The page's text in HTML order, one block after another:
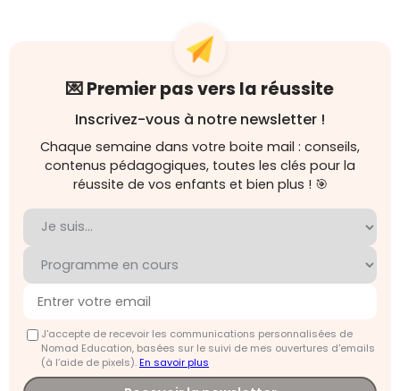
💌 Premier pas vers la réussite
Inscrivez-vous à notre newsletter !
Chaque semaine dans votre boite mail : conseils,
contenus pédagogiques, toutes les clés pour la
réussite de vos enfants et bien plus ! 🎯
J'accepte de recevoir les communications personnalisées de
Nomad Education, basées sur le suivi de mes ouvertures d'emails
(à l’aide de pixels).En savoir plus